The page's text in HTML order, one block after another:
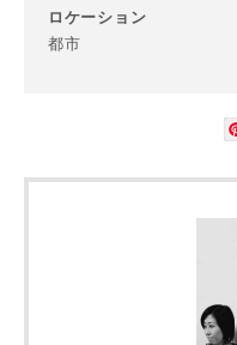
ロケーション
都市
町名